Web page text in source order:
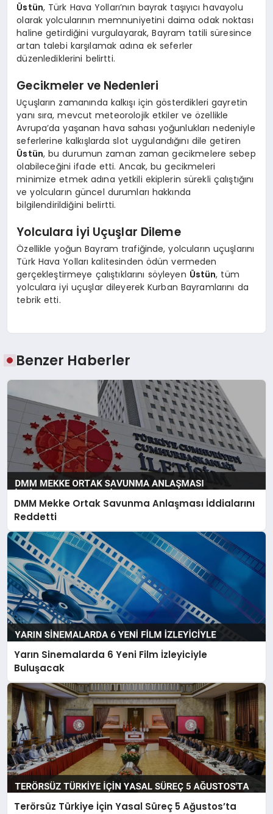
Üstün, Türk Hava Yolları’nın bayrak taşıyıcı havayolu
olarak yolcularının memnuniyetini daima odak noktası
haline getirdiğini vurgulayarak, Bayram tatili süresince
artan talebi karşılamak adına ek seferler
düzenlediklerini belirtti.
Gecikmeler ve Nedenleri
Uçuşların zamanında kalkışı için gösterdikleri gayretin
yanı sıra, mevcut meteorolojik etkiler ve özellikle
Avrupa’da yaşanan hava sahası yoğunlukları nedeniyle
seferlerine kalkışlarda slot uygulandığını dile getiren
Üstün, bu durumun zaman zaman gecikmelere sebep
olabileceğini ifade etti. Ancak, bu gecikmeleri
minimize etmek adına yetkili ekiplerin sürekli çalıştığını
ve yolcuların güncel durumları hakkında
bilgilendirildiğini belirtti.
Yolculara İyi Uçuşlar Dileme
Özellikle yoğun Bayram trafiğinde, yolcuların uçuşlarını
Türk Hava Yolları kalitesinden ödün vermeden
gerçekleştirmeye çalıştıklarını söyleyen Üstün, tüm
yolculara iyi uçuşlar dileyerek Kurban Bayramlarını da
tebrik etti.
Benzer Haberler
DMM Mekke Ortak Savunma Anlaşması İddialarını
Reddetti
Yarın Sinemalarda 6 Yeni Film İzleyiciyle
Buluşacak
Terörsüz Türkiye İçin Yasal Süreç 5 Ağustos’ta